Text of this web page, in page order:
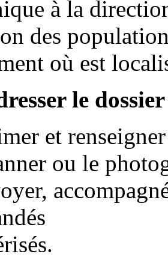
à la
des
où est
le
et
ou le